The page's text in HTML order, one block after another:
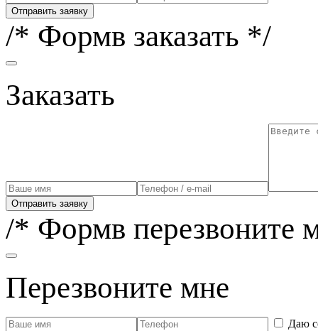
Отправить заявку
/* Формв заказать */
Заказать
Отправить заявку
/* Формв перезвоните
Перезвоните мне
Даю